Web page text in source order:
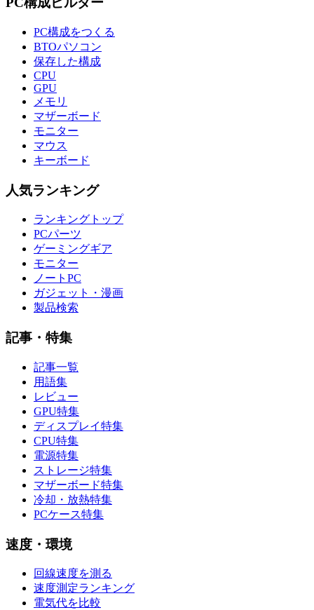
PC構成をつくる
BTOパソコン
保存した構成
CPU
GPU
メモリ
マザーボード
モニター
マウス
キーボード
人気ランキング
ランキングトップ
PCパーツ
ゲーミングギア
モニター
ノートPC
ガジェット・漫画
製品検索
記事・特集
記事一覧
用語集
レビュー
GPU特集
ディスプレイ特集
CPU特集
電源特集
ストレージ特集
マザーボード特集
冷却・放熱特集
PCケース特集
速度・環境
回線速度を測る
速度測定ランキング
電気代を比較